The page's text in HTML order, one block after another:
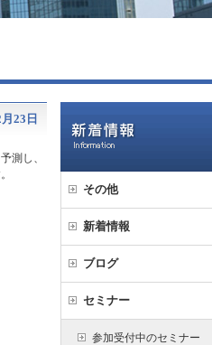
23日
測し、
その他
新着情報
ブログ
セミナー
参加受付中のセミナー